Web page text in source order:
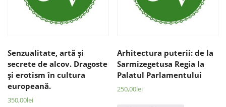
Senzualitate, artă şi
secrete de alcov. Dragoste
şi erotism în cultura
europeană.
350,00lei
Arhitectura puterii: de la
Sarmizegetusa Regia la
Palatul Parlamentului
250,00lei